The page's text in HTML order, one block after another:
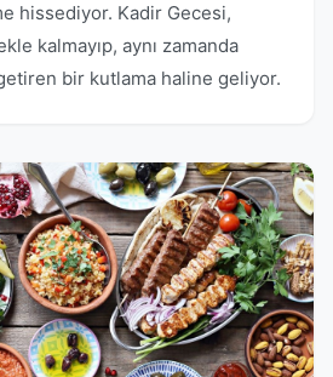
hissediyor. Kadir Gecesi,
kalmayıp, aynı zamanda
bir kutlama haline geliyor.